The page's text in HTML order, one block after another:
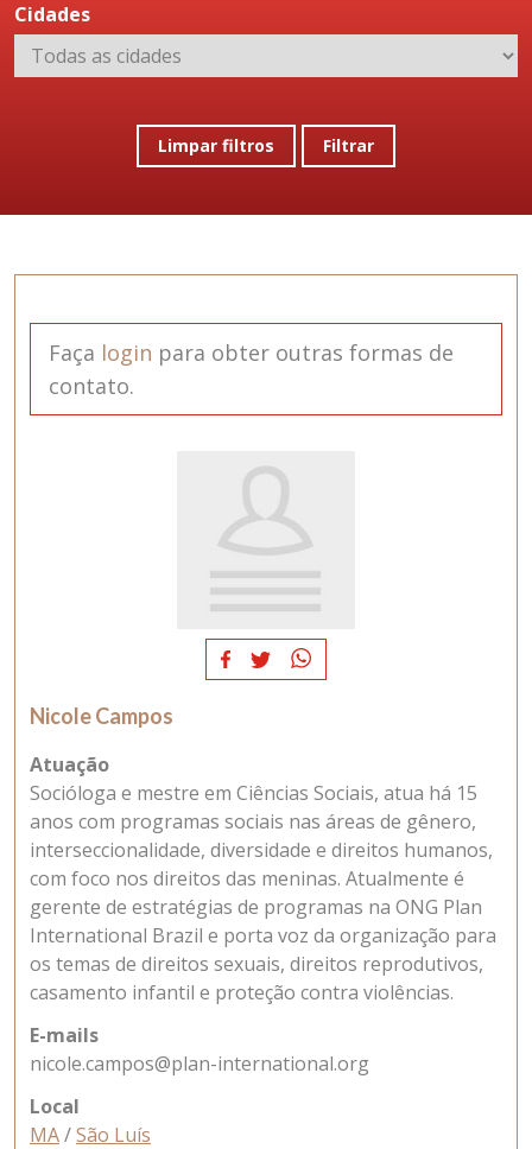
Cidades
Limpar filtros Filtrar
Faça login para obter outras formas de
contato.
Nicole Campos
Atuação
Socióloga e mestre em Ciências Sociais, atua há 15
anos com programas sociais nas áreas de gênero,
interseccionalidade, diversidade e direitos humanos,
com foco nos direitos das meninas. Atualmente é
gerente de estratégias de programas na ONG Plan
International Brazil e porta voz da organização para
os temas de direitos sexuais, direitos reprodutivos,
casamento infantil e proteção contra violências.
E-mails
nicole.campos@plan-international.org
Local
MA/São Luís